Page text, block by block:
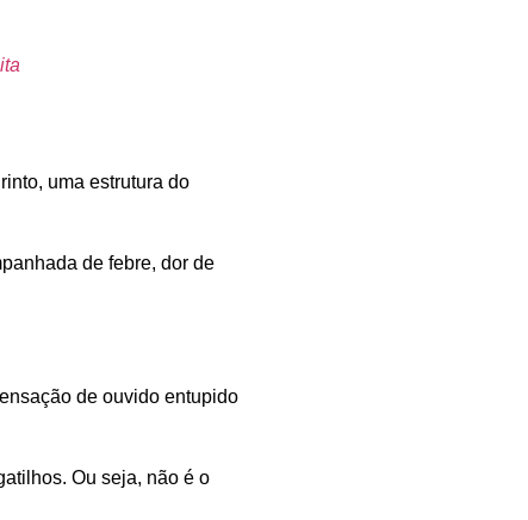
, uma estrutura do
de febre, dor de
de ouvido entupido
Ou seja, não é o